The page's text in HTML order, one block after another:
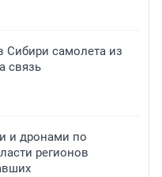
Сибири самолета из
связь
и дронами по
регионов